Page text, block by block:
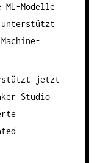
Modelle
unterstützt
jetzt
Studio